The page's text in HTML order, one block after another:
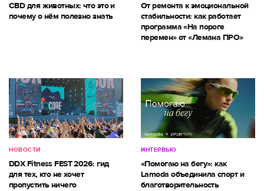
CBD для животных: что это и
почему о нём полезно знать
От ремонта к эмоциональной
стабильности: как работает
программа «На пороге
перемен» от «Лемана ПРО»
НОВОСТИ
DDX Fitness FEST 2026: гид
для тех, кто не хочет
пропустить ничего
ИНТЕРВЬЮ
«Помогаю на бегу»: как
Lamoda объединила спорт и
благотворительность